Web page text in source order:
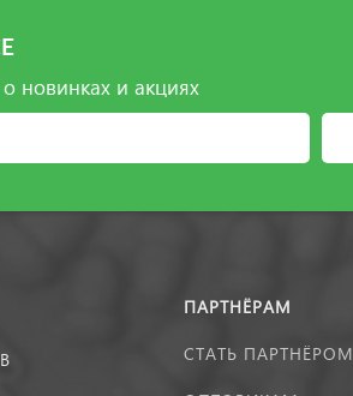
новинках и акциях
ПАРТНЁРАМ
СТАТЬ ПАРТНЁРОМ